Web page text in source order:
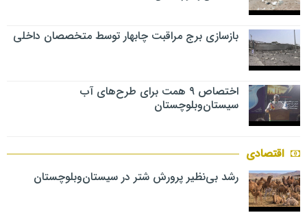
بازسازی برج مراقبت چابهار توسط متخصصان داخلی
اختصاص ۹ همت برای طرح‌های آب
سیستان‌وبلوچستان
اقتصادی
رشد بی‌نظیر پرورش شتر در سیستان‌وبلوچستان